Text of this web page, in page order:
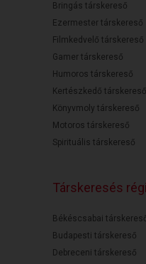
Bringás társkereső
Ezermester társkereső
Filmkedvelő társkereső
Gamer társkereső
Humoros társkereső
Kertészkedő társkereső
Könyvmoly társkereső
Motoros társkereső
Spirituális társkereső
Társkeresés
Békéscsabai
Budapesti társkereső
Debreceni társkereső